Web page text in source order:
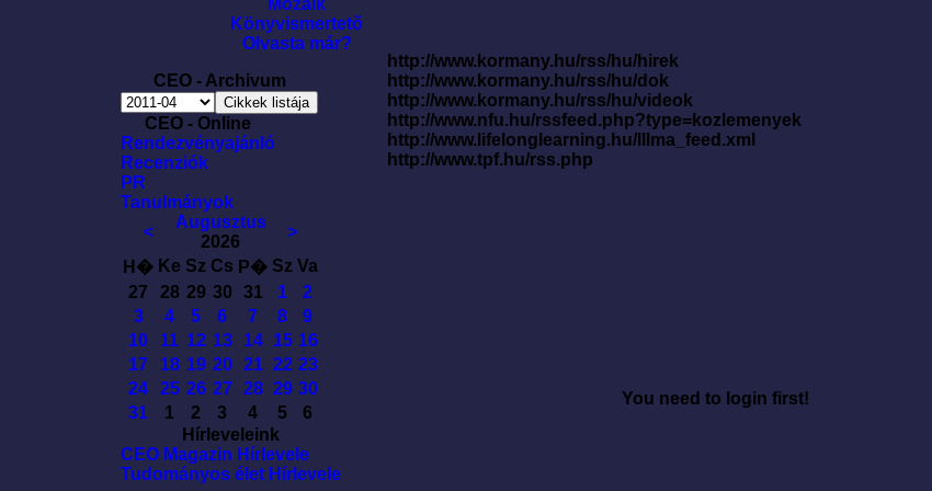
Mozaik
Könyvismertetõ
Olvasta már?
CEO - Archivum
CEO - Online
Rendezvényajánló
Recenziók
PR
Tanulmányok
<
Augusztus
2026
>
H� Ke Sz Cs P� Sz Va
27
28 29 30 31 1
2
3
4 5 6 7 8
9
10
11 12 13 14 15 16
17
18 19 20 21 22 23
24
25 26 27 28 29 30
31
1 2 3 4 5
6
Hírleveleink
CEO Magazin Hírlevele
Tudományos élet Hírlevele
http://www.kormany.hu/rss/hu/hirek
http://www.kormany.hu/rss/hu/dok
http://www.kormany.hu/rss/hu/videok
http://www.nfu.hu/rssfeed.php?type=kozlemenyek
http://www.lifelonglearning.hu/lllma_feed.xml
http://www.tpf.hu/rss.php
You need to login first!